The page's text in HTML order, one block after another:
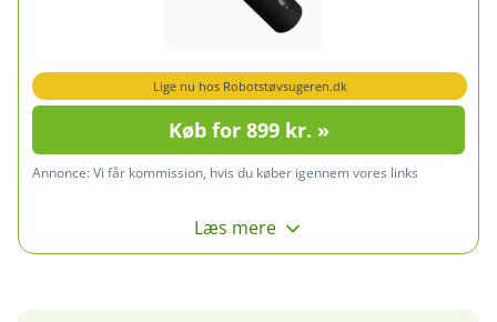
Lige nu hos Robotstøvsugeren.dk
Køb for 899 kr. »
Annonce:Vi får kommission, hvis du køber igennem vores links
Læs mere